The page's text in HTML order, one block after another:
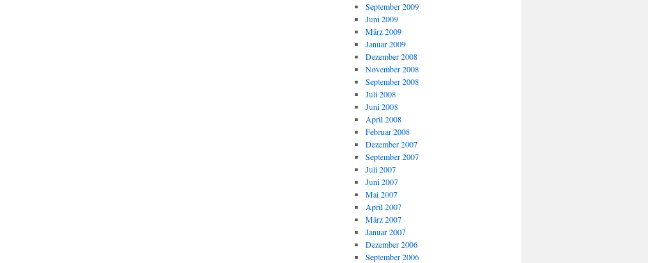
September 2009
Juni 2009
März 2009
Januar 2009
Dezember 2008
November 2008
September 2008
Juli 2008
Juni 2008
April 2008
Februar 2008
Dezember 2007
September 2007
Juli 2007
Juni 2007
Mai 2007
April 2007
März 2007
Januar 2007
Dezember 2006
September 2006